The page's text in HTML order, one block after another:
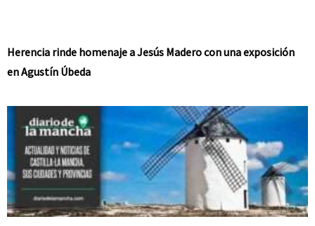
Herencia rinde homenaje a Jesús Madero con una exposición
en Agustín Úbeda